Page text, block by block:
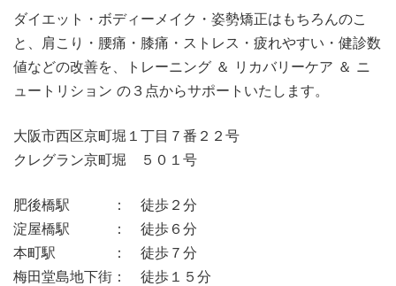
ダイエット・ボディーメイク・姿勢矯正はもちろんのこ
と、肩こり・腰痛・膝痛・ストレス・疲れやすい・健診数
値などの改善を、トレーニング ＆ リカバリーケア ＆ ニ
ュートリション の３点からサポートいたします。
大阪市西区京町堀１丁目７番２２号
クレグラン京町堀 ５０１号
肥後橋駅 ： 徒歩２分
淀屋橋駅 ： 徒歩６分
本町駅 ： 徒歩７分
梅田堂島地下街： 徒歩１５分